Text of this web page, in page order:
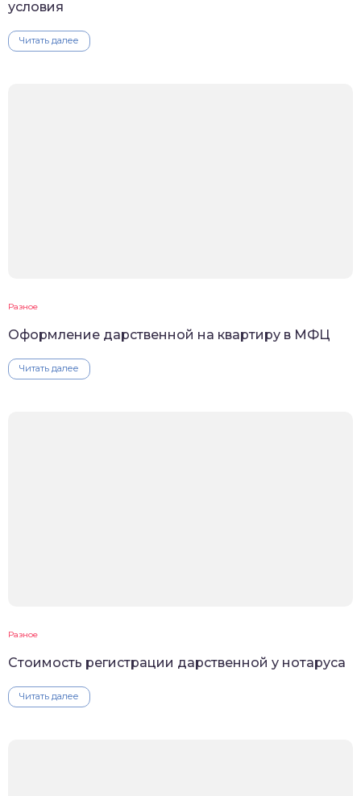
условия
Читать далее
Разное
Оформление дарственной на квартиру в МФЦ
Читать далее
Разное
Стоимость регистрации дарственной у нотаруса
Читать далее